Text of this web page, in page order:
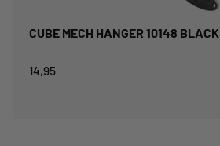
CUBE MECH HANGER 10148 BLACK
14,95